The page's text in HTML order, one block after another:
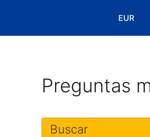
EUR
Elegir
Preguntas
Buscar